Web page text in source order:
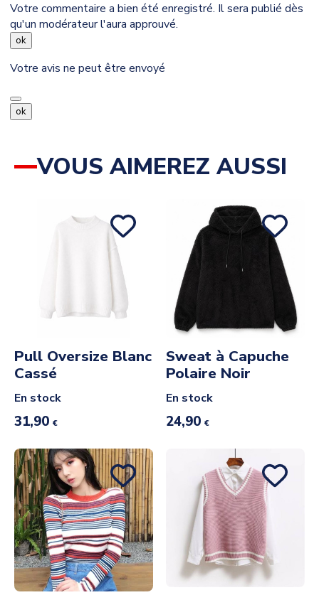
Votre commentaire a bien été enregistré. Il sera publié dès
qu'un modérateur l'aura approuvé.
ok
Votre avis ne peut être envoyé
ok
VOUS AIMEREZ AUSSI
Pull Oversize Blanc
Cassé
En stock
31,90 €
Sweat à Capuche
Polaire Noir
En stock
24,90 €